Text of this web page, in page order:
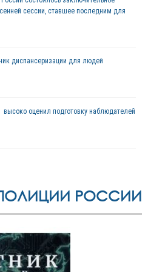
сессии, ставшее последним для
диспансеризации для людей
оценил подготовку наблюдателей
РОССИИ